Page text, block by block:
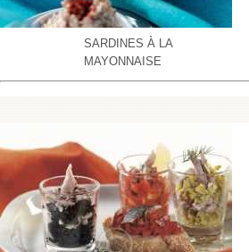
SARDINES À LA
MAYONNAISE